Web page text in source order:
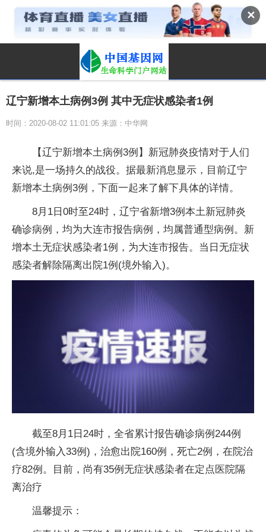
✕
辽宁新增本土病例3例 其中无症状感染者1例
时间：2020-08-02 11:01:05 来源：中华网
【辽宁新增本土病例3例】新冠肺炎疫情对于人们
来说,是一场持久的战役。据最新消息显示，目前辽宁
新增本土病例3例，下面一起来了解下具体的详情。
8月1日0时至24时，辽宁省新增3例本土新冠肺炎
确诊病例，均为大连市报告病例，均属普通型病例。新
增本土无症状感染者1例，为大连市报告。当日无症状
感染者解除隔离出院1例(境外输入)。
截至8月1日24时，全省累计报告确诊病例244例
(含境外输入33例)，治愈出院160例，死亡2例，在院治
疗82例。目前，尚有35例无症状感染者在定点医院隔
离治疗
温馨提示：